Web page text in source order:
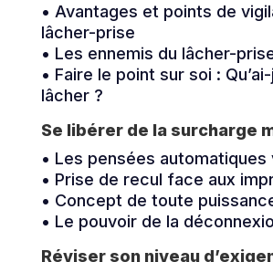
• Avantages et points de
lâcher-prise
• Les ennemis du lâcher-
• Faire le point sur soi :
lâcher ?
Se libérer de la surcharge
• Les pensées
• Prise de recul face aux
• Concept de toute
• Le pouvoir de la
Réviser son niveau